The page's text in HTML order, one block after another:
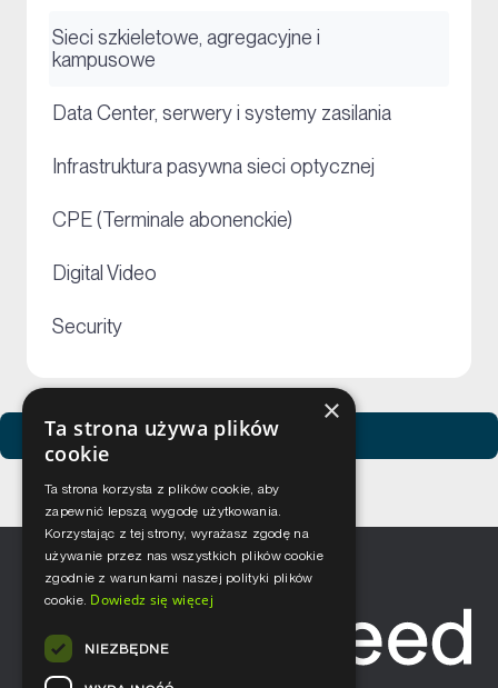
Sieci szkieletowe, agregacyjne i
kampusowe
Data Center, serwery i systemy zasilania
Infrastruktura pasywna sieci optycznej
CPE (Terminale abonenckie)
Digital Video
Security
Zobacz usługi Netceed
×
Ta strona używa plików
cookie
Ta strona korzysta z plików cookie, aby
zapewnić lepszą wygodę użytkowania.
Korzystając z tej strony, wyrażasz zgodę na
używanie przez nas wszystkich plików cookie
zgodnie z warunkami naszej polityki plików
cookie. Dowiedz się więcej
NIEZBĘDNE